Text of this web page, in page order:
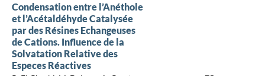
Condensation entre l’Anéthole
et l’Acétaldéhyde Catalysée
par des Résines Echangeuses
de Cations. Influence de la
Solvatation Relative des
Especes Réactives